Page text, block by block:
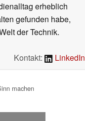
erheblich
gefunden habe,
der Technik.
Kontakt:
LinkedIn
machen